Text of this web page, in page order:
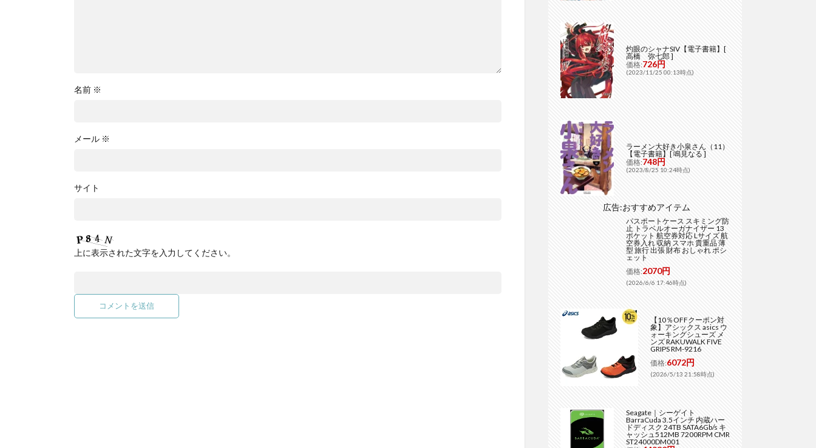
名前 ※
メール ※
サイト
上に表示された文字を入力してください。
灼眼のシャナSIV【電子書籍】[
高橋 弥七郎 ]
価格:726円
(2023/11/25 00:13時点)
ラーメン大好き小泉さん（11）
【電子書籍】[ 鳴見なる ]
価格:748円
(2023/8/25 10:24時点)
広告:おすすめアイテム
パスポートケース スキミング防
止 トラベルオーガナイザー 13
ポケット 航空券対応 Lサイズ 航
空券入れ 収納 スマホ 貴重品 薄
型 旅行 出張 財布 おしゃれ ポシ
ェット
価格:2070円
(2026/6/6 17:46時点)
【10％OFFクーポン対
象】アシックス asics ウ
ォーキングシューズ メ
ンズ RAKUWALK FIVE
GRIPS RM-9216
価格:6072円
(2026/5/13 21:58時点)
Seagate｜シーゲイト
BarraCuda 3.5インチ 内蔵ハー
ドディスク 24TB SATA6Gb/s キ
ャッシュ512MB 7200RPM CMR
ST24000DM001